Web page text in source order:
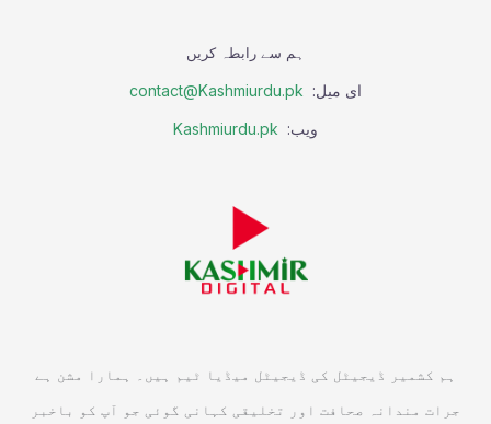
ہم سے رابطہ کریں
ای میل: contact@Kashmiurdu.pk
ویب: Kashmiurdu.pk
ہم کشمیر ڈیجیٹل کی ڈیجیٹل میڈیا ٹیم ہیں۔ ہمارا مشن ہے
جرات مندانہ صحافت اور تخلیقی کہانی گوئی جو آپ کو باخبر